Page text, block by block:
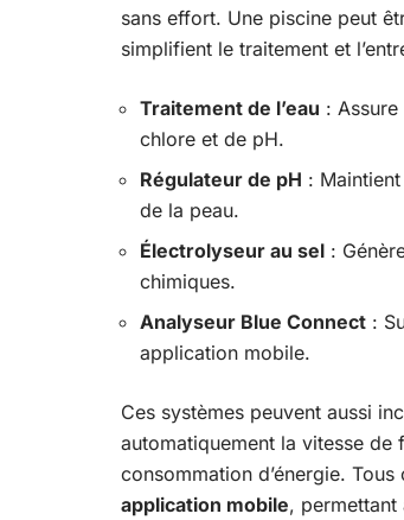
sans effort. Une piscine peut
simplifient le traitement et
Traitement de l’eau :
chlore et de pH.
Régulateur de pH :
de la peau.
Électrolyseur au sel :
chimiques.
Analyseur Blue Connect :
application mobile.
Ces systèmes peuvent aussi
automatiquement la vitesse
consommation d’énergie.
application mobile, permettant